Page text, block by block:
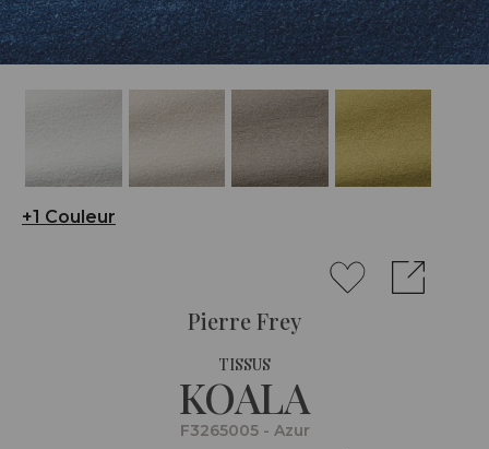
+1 Couleur
Pierre Frey
TISSUS
KOALA
F3265005 - Azur